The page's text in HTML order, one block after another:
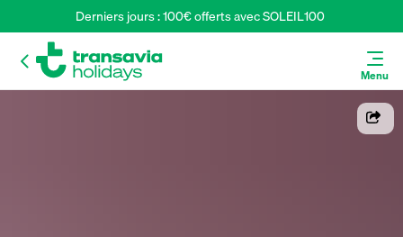
Derniers jours : 100€ offerts avec SOLEIL100
Menu